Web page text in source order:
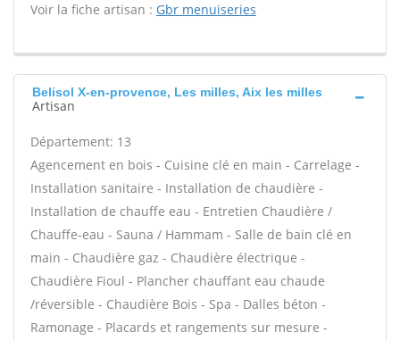
Voir la fiche artisan : Gbr menuiseries
Belisol X-en-provence, Les milles, Aix les milles
Artisan
Département: 13
Agencement en bois - Cuisine clé en main - Carrelage -
Installation sanitaire - Installation de chaudière -
Installation de chauffe eau - Entretien Chaudière /
Chauffe-eau - Sauna / Hammam - Salle de bain clé en
main - Chaudière gaz - Chaudière électrique -
Chaudière Fioul - Plancher chauffant eau chaude
/réversible - Chaudière Bois - Spa - Dalles béton -
Ramonage - Placards et rangements sur mesure -